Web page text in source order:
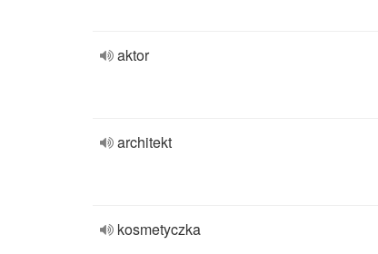
aktor
architekt
kosmetyczka